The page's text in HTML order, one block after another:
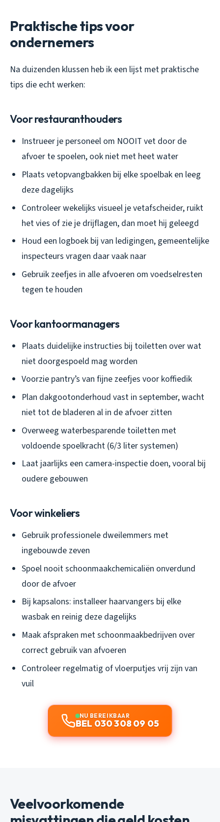
Praktische tips voor
ondernemers
Na duizenden klussen heb ik een lijst met praktische
tips die echt werken:
Voor restauranthouders
Instrueer je personeel om NOOIT vet door de
afvoer te spoelen, ook niet met heet water
Plaats vetopvangbakken bij elke spoelbak en leeg
deze dagelijks
Controleer wekelijks visueel je vetafscheider, ruikt
het vies of zie je drijflagen, dan moet hij geleegd
Houd een logboek bij van ledigingen, gemeentelijke
inspecteurs vragen daar vaak naar
Gebruik zeefjes in alle afvoeren om voedselresten
tegen te houden
Voor kantoormanagers
Plaats duidelijke instructies bij toiletten over wat
niet doorgespoeld mag worden
Voorzie pantry’s van fijne zeefjes voor koffiedik
Plan dakgootonderhoud vast in september, wacht
niet tot de bladeren al in de afvoer zitten
Overweeg waterbesparende toiletten met
voldoende spoelkracht (6/3 liter systemen)
Laat jaarlijks een camera-inspectie doen, vooral bij
oudere gebouwen
Voor winkeliers
Gebruik professionele dweilemmers met
ingebouwde zeven
Spoel nooit schoonmaakchemicaliën onverdund
door de afvoer
Bij kapsalons: installeer haarvangers bij elke
wasbak en reinig deze dagelijks
Maak afspraken met schoonmaakbedrijven over
correct gebruik van afvoeren
Controleer regelmatig of vloerputjes vrij zijn van
vuil
NU BEREIKBAAR
BEL 030 308 09 05
Veelvoorkomende